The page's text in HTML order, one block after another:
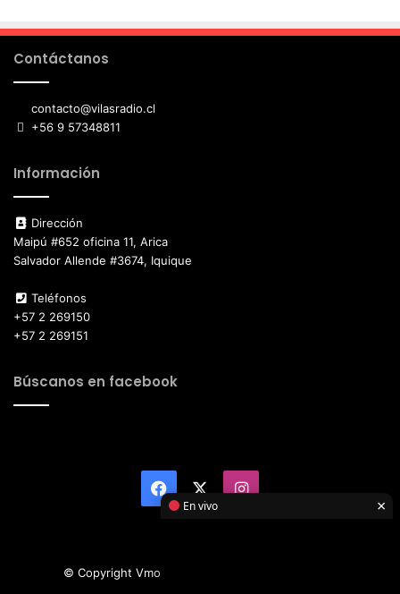
Contáctanos
contacto@vilasradio.cl
+56 9 57348811
Información
Dirección
Maipú #652 oficina 11, Arica
Salvador Allende #3674, Iquique
Teléfonos
+57 2 269150
+57 2 269151
Búscanos en facebook
Facebook Instagram
© Copyright Vmotor TI 2026, All Rights Reserved
En vivo ×